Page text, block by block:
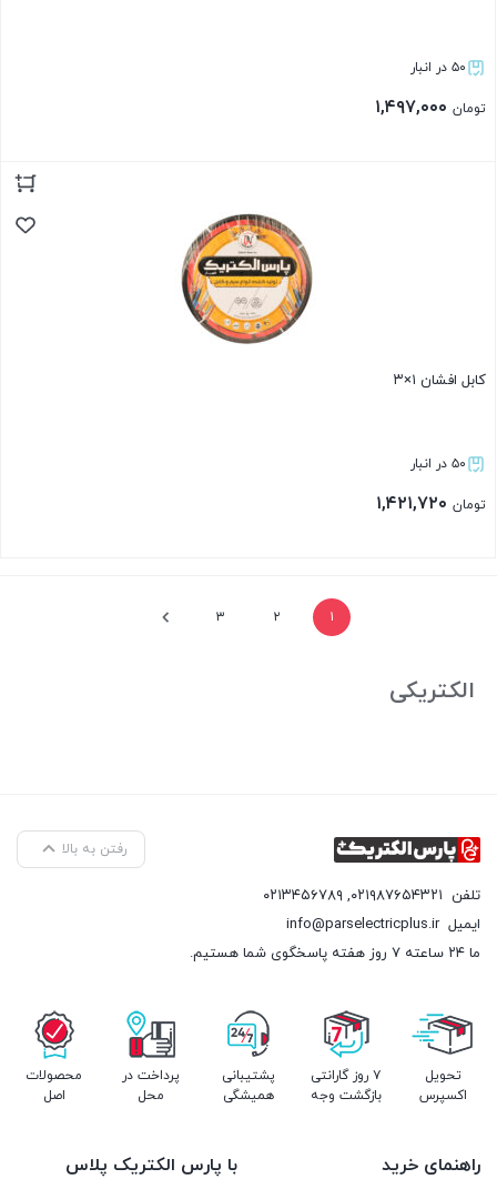
۵۰ در انبار
تومان
کابل افشان ۱×۳
۵۰ در انبار
تومان
۱
۲ ۳
الکتریکی
رفتن به بالا
تلفن ۰۲۱۹۸۷۶۵۴۳۲۱, ۰۲۱۳۴۵۶۷۸۹
ایمیلinfo@parselectricplus.ir
ما ۲۴ ساعته ۷ روز هفته پاسخگوی شما هستیم.
تحویل
اکسپرس
۷ روز گارانتی
بازگشت وجه
پشتیبانی
همیشگی
پرداخت در
محل
محصولات
اصل
راهنمای خرید با پارس الکتریک پلاس